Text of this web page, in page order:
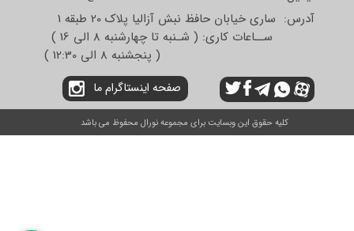
آدرس: ساری خیابان حافظ نبش آزالیا پلاک 20 طبقه 1
ســاعات کاری: ( شـنبه تا چهارشنبه 8 الی 16 )
( پنجشنبه 8 الی 12:30 )
صفحه اینستاگرام ما
کلیه حقوق این وبسایت برای مجموعه نورال محفوظ می باشد